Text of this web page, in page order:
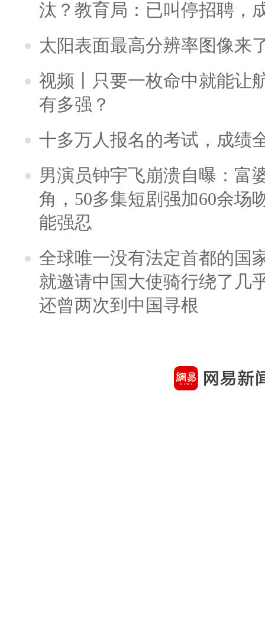
汰？教育局：已叫停招聘，
太阳表面最高分辨率图像来
视频丨只要一枚命中就能让
有多强？
十多万人报名的考试，成绩
男演员钟宇飞崩溃自曝：富
角，50多集短剧强加60余场
能强忍
全球唯一没有法定首都的国
就邀请中国大使骑行绕了几
还曾两次到中国寻根